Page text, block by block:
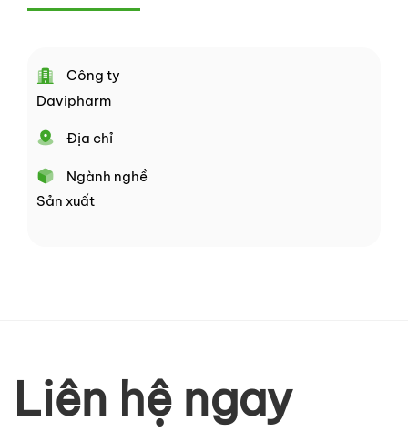
Công ty
Davipharm
Địa chỉ
Ngành nghề
Sản xuất
Liên hệ ngay